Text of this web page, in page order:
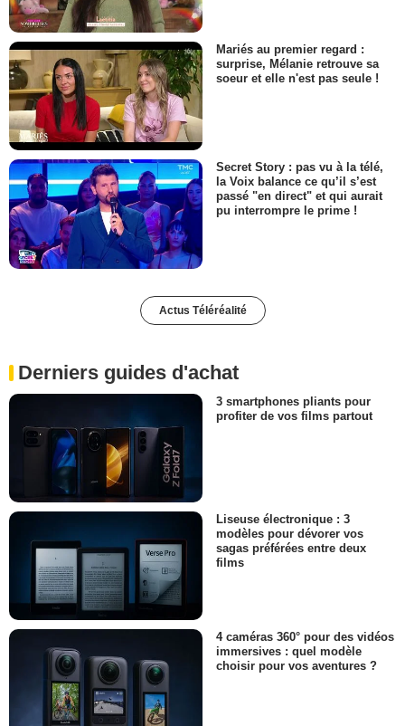
Mariés au premier regard :
surprise, Mélanie retrouve sa
soeur et elle n'est pas seule !
Secret Story : pas vu à la télé,
la Voix balance ce qu’il s’est
passé "en direct" et qui aurait
pu interrompre le prime !
Actus Téléréalité
Derniers guides d'achat
3 smartphones pliants pour
profiter de vos films partout
Liseuse électronique : 3
modèles pour dévorer vos
sagas préférées entre deux
films
4 caméras 360° pour des vidéos
immersives : quel modèle
choisir pour vos aventures ?